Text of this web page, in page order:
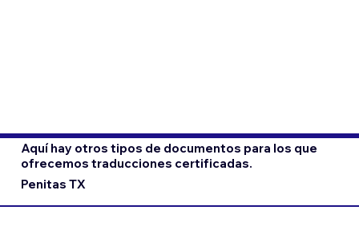
Aquí hay otros tipos de documentos para los que
ofrecemos traducciones certificadas.
Penitas TX